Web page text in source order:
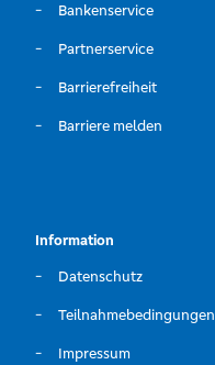
Bankenservice
Partnerservice
Barrierefreiheit
Barriere melden
Information
Datenschutz
Teilnahmebedingungen
Impressum